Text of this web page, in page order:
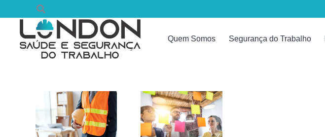
Quem Somos Segurança do Trabalho